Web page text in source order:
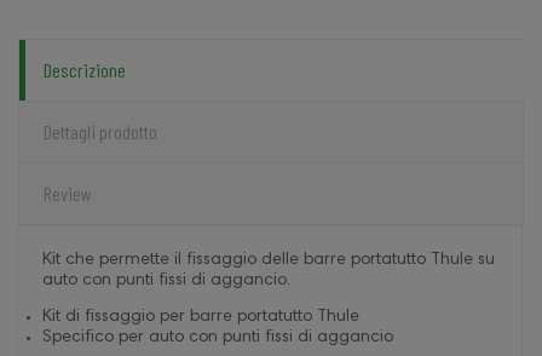
Descrizione
Dettagli prodotto
Review
Kit che permette il fissaggio delle barre portatutto Thule su
auto con punti fissi di aggancio.
Kit di fissaggio per barre portatutto Thule
Specifico per auto con punti fissi di aggancio